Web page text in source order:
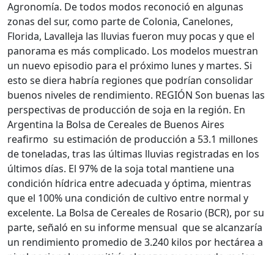
Agronomía. De todos modos reconoció en algunas
zonas del sur, como parte de Colonia, Canelones,
Florida, Lavalleja las lluvias fueron muy pocas y que el
panorama es más complicado. Los modelos muestran
un nuevo episodio para el próximo lunes y martes. Si
esto se diera habría regiones que podrían consolidar
buenos niveles de rendimiento. REGIÓN Son buenas las
perspectivas de producción de soja en la región. En
Argentina la Bolsa de Cereales de Buenos Aires
reafirmo su estimación de producción a 53.1 millones
de toneladas, tras las últimas lluvias registradas en los
últimos días. El 97% de la soja total mantiene una
condición hídrica entre adecuada y óptima, mientras
que el 100% una condición de cultivo entre normal y
excelente. La Bolsa de Cereales de Rosario (BCR), por su
parte, señaló en su informe mensual que se alcanzaría
un rendimiento promedio de 3.240 kilos por hectárea a